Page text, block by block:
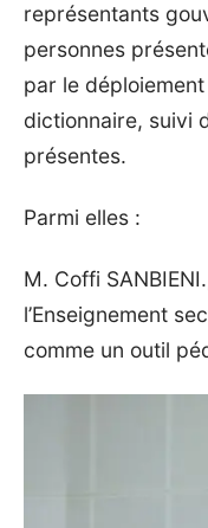
représentants
personnes
par le
dictionnaire, suivi
présentes.
‎‎Parmi elles :
M. Coffi
l’Enseignement
comme un outil